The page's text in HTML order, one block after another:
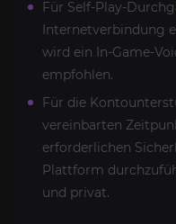
Für Self-Play-
Internetverbindung
wird ein In-Game-
empfohlen.
Für die
vereinbarten
erforderlichen
Plattform
und privat.